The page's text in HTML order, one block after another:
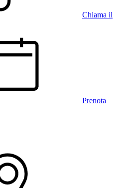
Chiama il
Prenota